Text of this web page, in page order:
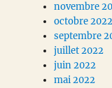
novembre
octobre 2022
septembre
juillet 2022
juin 2022
mai 2022